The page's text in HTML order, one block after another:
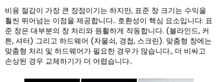
비용 절감이 가장 큰 장점이기는 하지만, 표준 창 크기는 수익을
훨씬 뛰어넘는 이점을 제공합니다.. 호환성이 핵심 요소입니다: 표
준 창은 대부분의 창 처리와 원활하게 작동합니다. (블라인드, 커
튼, 셔터) 그리고 하드웨어 (자물쇠, 경첩, 스크린). 맞춤형 창에는
맞춤형 처리 및 하드웨어가 필요한 경우가 많습니다., 더 비싸고
손상된 경우 교체하기가 더 어렵습니다..